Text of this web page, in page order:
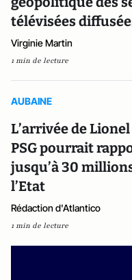
télévisées
Virginie Martin
1 min de lecture
AUBAINE
L’arrivée de
PSG pourrait
jusqu’à 30
l’Etat
Rédaction d'Atlantico
1 min de lecture